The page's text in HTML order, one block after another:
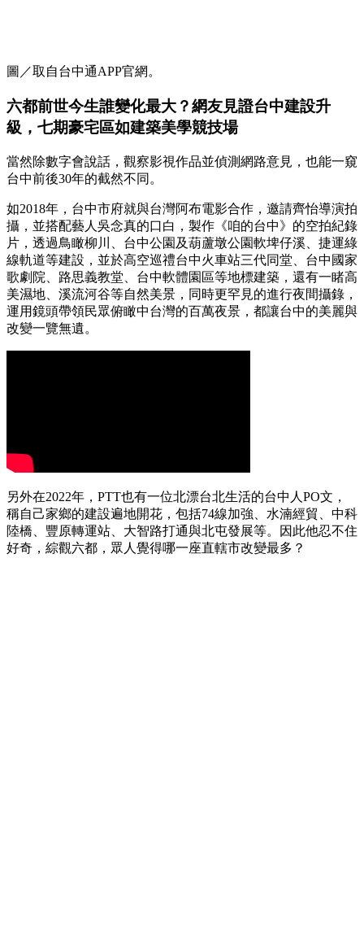
圖／取自台中通APP官網。
六都前世今生誰變化最大？網友見證台中建設升
級，七期豪宅區如建築美學競技場
當然除數字會說話，觀察影視作品並偵測網路意見，也能一窺
台中前後30年的截然不同。
如2018年，台中市府就與台灣阿布電影合作，邀請齊怡導演拍
攝，並搭配藝人吳念真的口白，製作《咱的台中》的空拍紀錄
片，透過鳥瞰柳川、台中公園及葫蘆墩公園軟埤仔溪、捷運綠
線軌道等建設，並於高空巡禮台中火車站三代同堂、台中國家
歌劇院、路思義教堂、台中軟體園區等地標建築，還有一睹高
美濕地、溪流河谷等自然美景，同時更罕見的進行夜間攝錄，
運用鏡頭帶領民眾俯瞰中台灣的百萬夜景，都讓台中的美麗與
改變一覽無遺。
另外在2022年，PTT也有一位北漂台北生活的台中人PO文，
稱自己家鄉的建設遍地開花，包括74線加強、水湳經貿、中科
陸橋、豐原轉運站、大智路打通與北屯發展等。因此他忍不住
好奇，綜觀六都，眾人覺得哪一座直轄市改變最多？